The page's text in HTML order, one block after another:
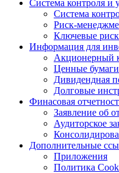
Система контроля и
Система
Риск-
Ключевые
Информация для
Акционерный
Ценные бумаги
Дивидендная
Долговые
Финасовая
Заявление об
Аудиторское
Дополнительные
Приложения
Политика